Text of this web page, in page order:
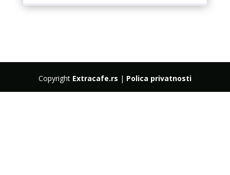
Copyright Extracafe.rs | Polica privatnosti